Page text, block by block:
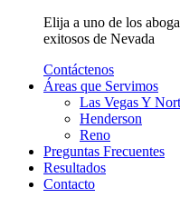
Elija a uno de los
exitosos de Nevada
Contáctenos
Áreas que Servimos
Las Vegas Y
Henderson
Reno
Preguntas Frecuentes
Resultados
Contacto